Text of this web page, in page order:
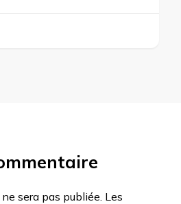
sera pas publiée. Les